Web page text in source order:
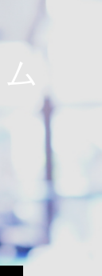
ム